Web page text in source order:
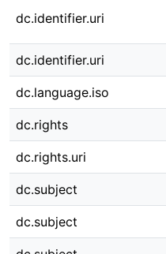
dc.identifier.uri
dc.identifier.uri
dc.language.iso
dc.rights
dc.rights.uri
dc.subject
dc.subject